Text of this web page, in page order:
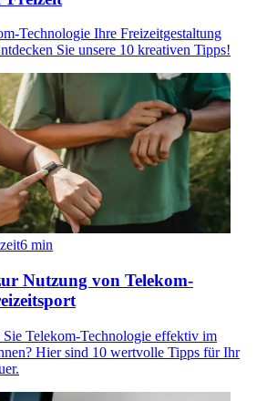
Technologie Ihre Freizeitgestaltung
Sie unsere 10 kreativen Tipps!
6 min
Nutzung von Telekom-
Telekom-Technologie effektiv im
Hier sind 10 wertvolle Tipps für Ihr